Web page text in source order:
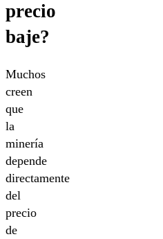
precio
baje?
Muchos
creen
que
la
minería
depende
directamente
del
precio
de